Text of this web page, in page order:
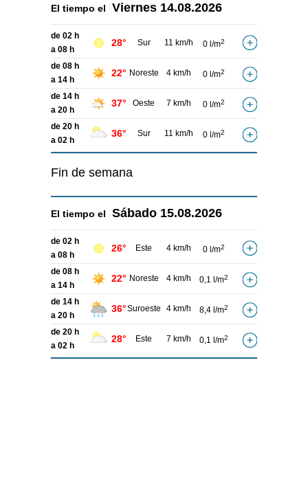
El tiempo el Viernes 14.08.2026
de 02 h
a 08 h
28° Sur 11 km/h 0 l/m2
de 08 h
a 14 h
22° Noreste 4 km/h 0 l/m2
de 14 h
a 20 h
37° Oeste 7 km/h 0 l/m2
de 20 h
a 02 h
36° Sur 11 km/h 0 l/m2
Fin de semana
El tiempo el Sábado 15.08.2026
de 02 h
a 08 h
26° Este 4 km/h 0 l/m2
de 08 h
a 14 h
22° Noreste 4 km/h 0,1 l/m2
de 14 h
a 20 h
36°Suroeste 4 km/h 8,4 l/m2
de 20 h
a 02 h
28° Este 7 km/h 0,1 l/m2